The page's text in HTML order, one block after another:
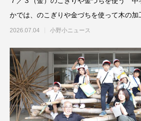
かでは、のこぎりや金づちを使って木の加
は地域の方をお招きし
2026.07.04 小野小ニュース